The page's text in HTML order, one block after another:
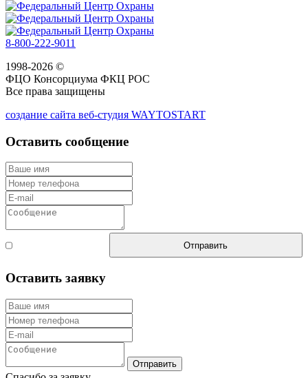
8-800-222-9011
1998-2026 ©
ФЦО Консорциума ФКЦ РОС
Все права защищены
создание сайта веб-студия WAYTOSTART
Оставить сообщение
Отправить
Оставить заявку
Отправить